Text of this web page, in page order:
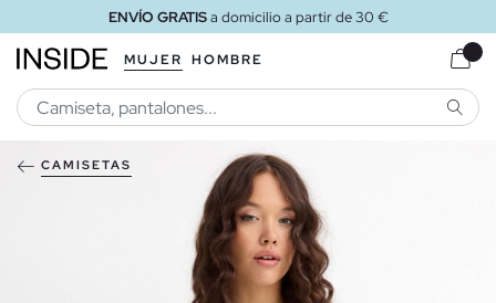
ENVÍO GRATISa domicilio a partir de 30 €
MUJER HOMBRE
CAMISETAS